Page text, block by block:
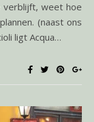
verblijft, weet hoe
(naast ons
ligt Acqua…